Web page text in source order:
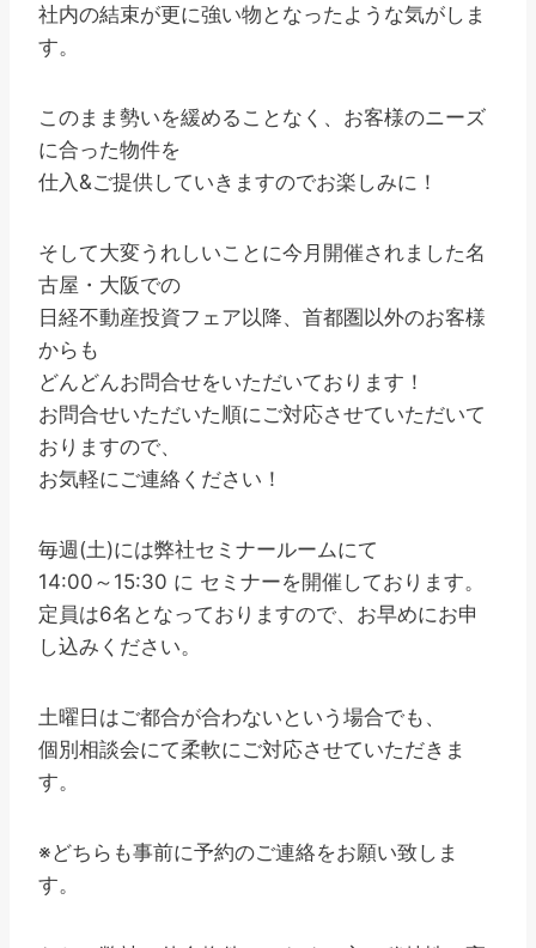
社内の結束が更に強い物となったような気がしま
す。
このまま勢いを緩めることなく、お客様のニーズ
に合った物件を
仕入&ご提供していきますのでお楽しみに！
そして大変うれしいことに今月開催されました名
古屋・大阪での
日経不動産投資フェア以降、首都圏以外のお客様
からも
どんどんお問合せをいただいております！
お問合せいただいた順にご対応させていただいて
おりますので、
お気軽にご連絡ください！
毎週(土)には弊社セミナールームにて
14:00～15:30 に セミナーを開催しております。
定員は6名となっておりますので、お早めにお申
し込みください。
土曜日はご都合が合わないという場合でも、
個別相談会にて柔軟にご対応させていただきま
す。
※どちらも事前に予約のご連絡をお願い致しま
す。